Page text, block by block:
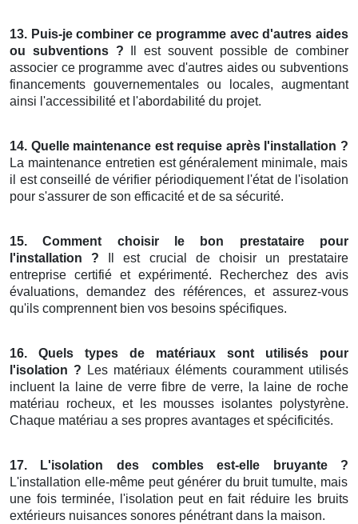
13. Puis-je combiner ce programme avec d'autres aides
ou subventions ? Il est souvent possible de combiner
associer ce programme avec d'autres aides ou subventions
financements gouvernementales ou locales, augmentant
ainsi l'accessibilité et l'abordabilité du projet.
14. Quelle maintenance est requise après l'installation ?
La maintenance entretien est généralement minimale, mais
il est conseillé de vérifier périodiquement l'état de l'isolation
pour s'assurer de son efficacité et de sa sécurité.
15. Comment choisir le bon prestataire pour
l'installation ? Il est crucial de choisir un prestataire
entreprise certifié et expérimenté. Recherchez des avis
évaluations, demandez des références, et assurez-vous
qu'ils comprennent bien vos besoins spécifiques.
16. Quels types de matériaux sont utilisés pour
l'isolation ? Les matériaux éléments couramment utilisés
incluent la laine de verre fibre de verre, la laine de roche
matériau rocheux, et les mousses isolantes polystyrène.
Chaque matériau a ses propres avantages et spécificités.
17. L'isolation des combles est-elle bruyante ?
L'installation elle-même peut générer du bruit tumulte, mais
une fois terminée, l'isolation peut en fait réduire les bruits
extérieurs nuisances sonores pénétrant dans la maison.